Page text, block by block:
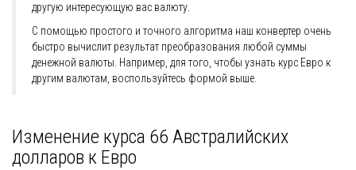
другую интересующую вас валюту.
С помощью простого и точного алгоритма наш конвертер очень
быстро вычислит результат преобразования любой суммы
денежной валюты. Например, для того, чтобы узнать курс Евро к
другим валютам, воспользуйтесь формой выше.
Изменение курса 66 Австралийских
долларов к Евро